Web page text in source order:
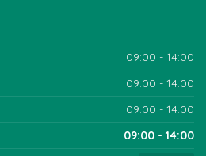
09:00 - 14:00
09:00 - 14:00
09:00 - 14:00
09:00 - 14:00